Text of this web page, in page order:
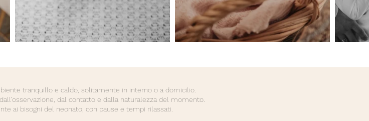
tranquillo e caldo, solitamente in interno o a domicilio.
dal contatto e dalla naturalezza del momento.
ai bisogni del neonato, con pause e tempi rilassati.